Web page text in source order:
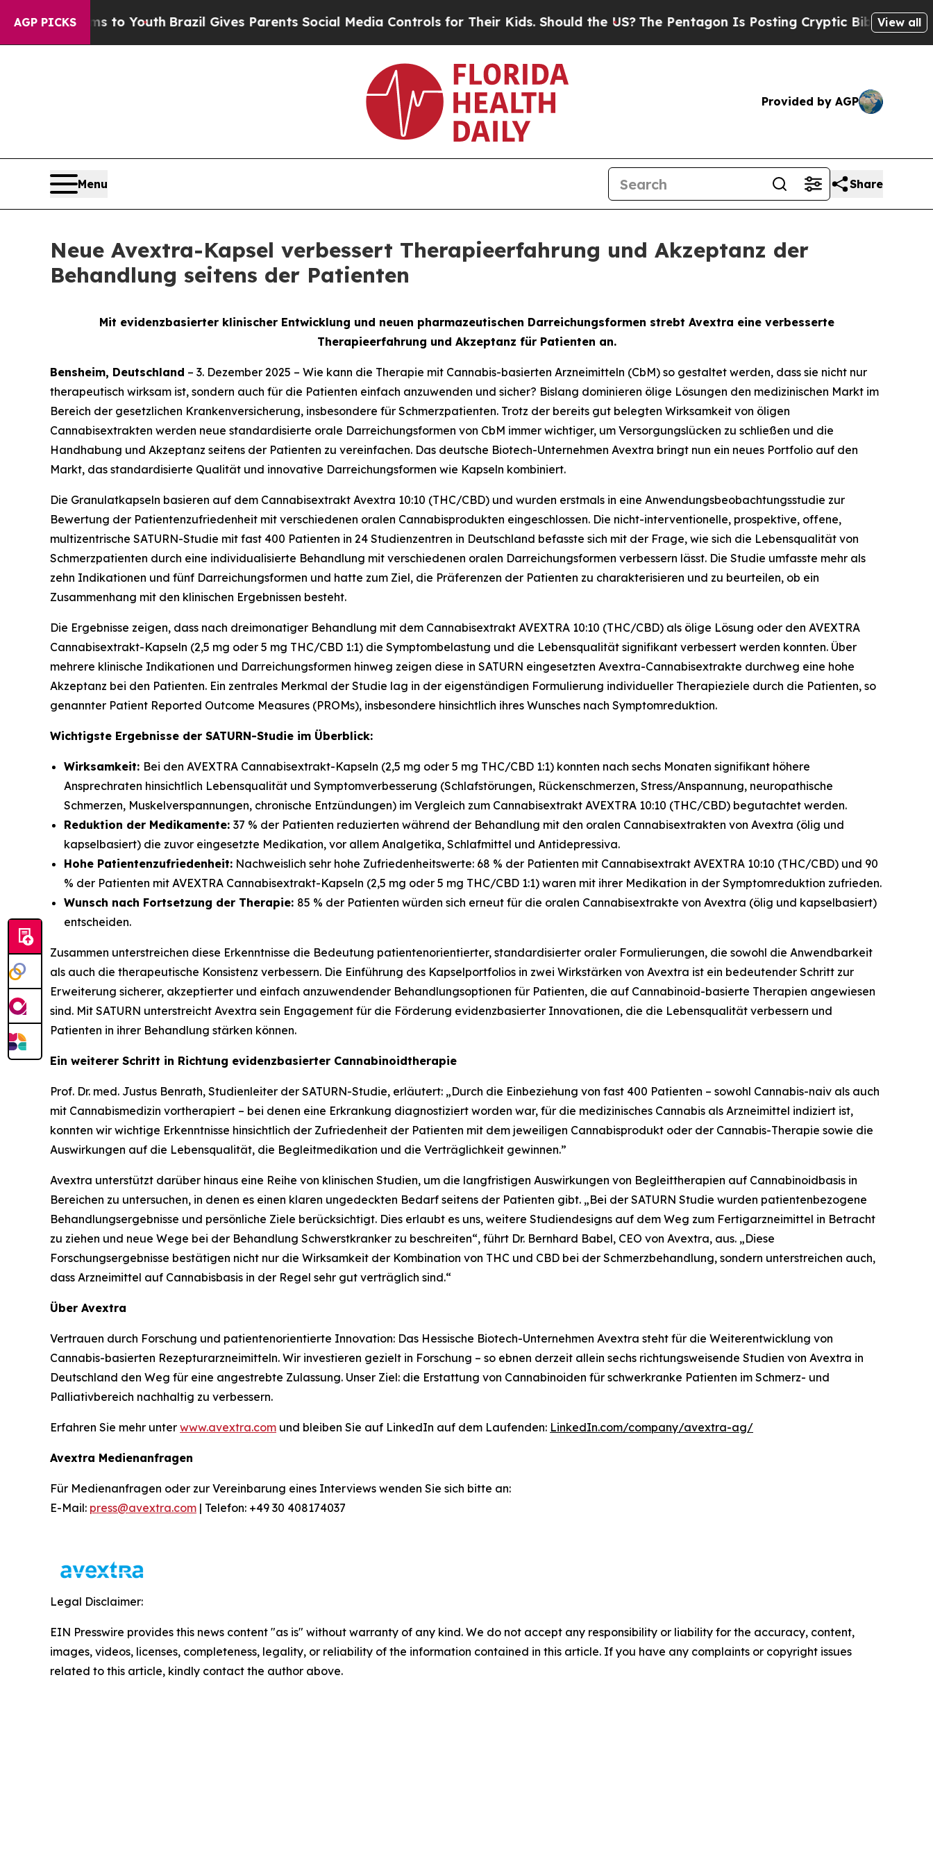
AGP PICKS
Harms to Youth Brazil Gives Parents Social Media Controls for Their Kids. Should the US?The Pentagon Is Posting Cryptic Biblical Messages on
View all
Provided by AGP
Menu Share
Neue Avextra-Kapsel verbessert Therapieerfahrung und Akzeptanz der
Behandlung seitens der Patienten
Mit evidenzbasierter klinischer Entwicklung und neuen pharmazeutischen Darreichungsformen strebt Avextra eine verbesserte
Therapieerfahrung und Akzeptanz für Patienten an.
Bensheim, Deutschland – 3. Dezember 2025 – Wie kann die Therapie mit Cannabis-basierten Arzneimitteln (CbM) so gestaltet werden, dass sie nicht nur
therapeutisch wirksam ist, sondern auch für die Patienten einfach anzuwenden und sicher? Bislang dominieren ölige Lösungen den medizinischen Markt im
Bereich der gesetzlichen Krankenversicherung, insbesondere für Schmerzpatienten. Trotz der bereits gut belegten Wirksamkeit von öligen
Cannabisextrakten werden neue standardisierte orale Darreichungsformen von CbM immer wichtiger, um Versorgungslücken zu schließen und die
Handhabung und Akzeptanz seitens der Patienten zu vereinfachen. Das deutsche Biotech-Unternehmen Avextra bringt nun ein neues Portfolio auf den
Markt, das standardisierte Qualität und innovative Darreichungsformen wie Kapseln kombiniert.
Die Granulatkapseln basieren auf dem Cannabisextrakt Avextra 10:10 (THC/CBD) und wurden erstmals in eine Anwendungsbeobachtungsstudie zur
Bewertung der Patientenzufriedenheit mit verschiedenen oralen Cannabisprodukten eingeschlossen. Die nicht-interventionelle, prospektive, offene,
multizentrische SATURN-Studie mit fast 400 Patienten in 24 Studienzentren in Deutschland befasste sich mit der Frage, wie sich die Lebensqualität von
Schmerzpatienten durch eine individualisierte Behandlung mit verschiedenen oralen Darreichungsformen verbessern lässt. Die Studie umfasste mehr als
zehn Indikationen und fünf Darreichungsformen und hatte zum Ziel, die Präferenzen der Patienten zu charakterisieren und zu beurteilen, ob ein
Zusammenhang mit den klinischen Ergebnissen besteht.
Die Ergebnisse zeigen, dass nach dreimonatiger Behandlung mit dem Cannabisextrakt AVEXTRA 10:10 (THC/CBD) als ölige Lösung oder den AVEXTRA
Cannabisextrakt-Kapseln (2,5 mg oder 5 mg THC/CBD 1:1) die Symptombelastung und die Lebensqualität signifikant verbessert werden konnten. Über
mehrere klinische Indikationen und Darreichungsformen hinweg zeigen diese in SATURN eingesetzten Avextra-Cannabisextrakte durchweg eine hohe
Akzeptanz bei den Patienten. Ein zentrales Merkmal der Studie lag in der eigenständigen Formulierung individueller Therapieziele durch die Patienten, so
genannter Patient Reported Outcome Measures (PROMs), insbesondere hinsichtlich ihres Wunsches nach Symptomreduktion.
Wichtigste Ergebnisse der SATURN-Studie im Überblick:
Wirksamkeit: Bei den AVEXTRA Cannabisextrakt-Kapseln (2,5 mg oder 5 mg THC/CBD 1:1) konnten nach sechs Monaten signifikant höhere
Ansprechraten hinsichtlich Lebensqualität und Symptomverbesserung (Schlafstörungen, Rückenschmerzen, Stress/Anspannung, neuropathische
Schmerzen, Muskelverspannungen, chronische Entzündungen) im Vergleich zum Cannabisextrakt AVEXTRA 10:10 (THC/CBD) begutachtet werden.
Reduktion der Medikamente: 37 % der Patienten reduzierten während der Behandlung mit den oralen Cannabisextrakten von Avextra (ölig und
kapselbasiert) die zuvor eingesetzte Medikation, vor allem Analgetika, Schlafmittel und Antidepressiva.
Hohe Patientenzufriedenheit: Nachweislich sehr hohe Zufriedenheitswerte: 68 % der Patienten mit Cannabisextrakt AVEXTRA 10:10 (THC/CBD) und 90
% der Patienten mit AVEXTRA Cannabisextrakt-Kapseln (2,5 mg oder 5 mg THC/CBD 1:1) waren mit ihrer Medikation in der Symptomreduktion zufrieden.
Wunsch nach Fortsetzung der Therapie: 85 % der Patienten würden sich erneut für die oralen Cannabisextrakte von Avextra (ölig und kapselbasiert)
entscheiden.
Zusammen unterstreichen diese Erkenntnisse die Bedeutung patientenorientierter, standardisierter oraler Formulierungen, die sowohl die Anwendbarkeit
als auch die therapeutische Konsistenz verbessern. Die Einführung des Kapselportfolios in zwei Wirkstärken von Avextra ist ein bedeutender Schritt zur
Erweiterung sicherer, akzeptierter und einfach anzuwendender Behandlungsoptionen für Patienten, die auf Cannabinoid-basierte Therapien angewiesen
sind. Mit SATURN unterstreicht Avextra sein Engagement für die Förderung evidenzbasierter Innovationen, die die Lebensqualität verbessern und
Patienten in ihrer Behandlung stärken können.
Ein weiterer Schritt in Richtung evidenzbasierter Cannabinoidtherapie
Prof. Dr. med. Justus Benrath, Studienleiter der SATURN-Studie, erläutert: „Durch die Einbeziehung von fast 400 Patienten – sowohl Cannabis-naiv als auch
mit Cannabismedizin vortherapiert – bei denen eine Erkrankung diagnostiziert worden war, für die medizinisches Cannabis als Arzneimittel indiziert ist,
konnten wir wichtige Erkenntnisse hinsichtlich der Zufriedenheit der Patienten mit dem jeweiligen Cannabisprodukt oder der Cannabis-Therapie sowie die
Auswirkungen auf die Lebensqualität, die Begleitmedikation und die Verträglichkeit gewinnen.”
Avextra unterstützt darüber hinaus eine Reihe von klinischen Studien, um die langfristigen Auswirkungen von Begleittherapien auf Cannabinoidbasis in
Bereichen zu untersuchen, in denen es einen klaren ungedeckten Bedarf seitens der Patienten gibt. „Bei der SATURN Studie wurden patientenbezogene
Behandlungsergebnisse und persönliche Ziele berücksichtigt. Dies erlaubt es uns, weitere Studiendesigns auf dem Weg zum Fertigarzneimittel in Betracht
zu ziehen und neue Wege bei der Behandlung Schwerstkranker zu beschreiten“, führt Dr. Bernhard Babel, CEO von Avextra, aus. „Diese
Forschungsergebnisse bestätigen nicht nur die Wirksamkeit der Kombination von THC und CBD bei der Schmerzbehandlung, sondern unterstreichen auch,
dass Arzneimittel auf Cannabisbasis in der Regel sehr gut verträglich sind.“
Über Avextra
Vertrauen durch Forschung und patientenorientierte Innovation: Das Hessische Biotech-Unternehmen Avextra steht für die Weiterentwicklung von
Cannabis-basierten Rezepturarzneimitteln. Wir investieren gezielt in Forschung – so ebnen derzeit allein sechs richtungsweisende Studien von Avextra in
Deutschland den Weg für eine angestrebte Zulassung. Unser Ziel: die Erstattung von Cannabinoiden für schwerkranke Patienten im Schmerz- und
Palliativbereich nachhaltig zu verbessern.
Erfahren Sie mehr unter www.avextra.com und bleiben Sie auf LinkedIn auf dem Laufenden: LinkedIn.com/company/avextra-ag/
Avextra Medienanfragen
Für Medienanfragen oder zur Vereinbarung eines Interviews wenden Sie sich bitte an:
E-Mail: press@avextra.com | Telefon: +49 30 408174037
Legal Disclaimer:
EIN Presswire provides this news content "as is" without warranty of any kind. We do not accept any responsibility or liability for the accuracy, content,
images, videos, licenses, completeness, legality, or reliability of the information contained in this article. If you have any complaints or copyright issues
related to this article, kindly contact the author above.